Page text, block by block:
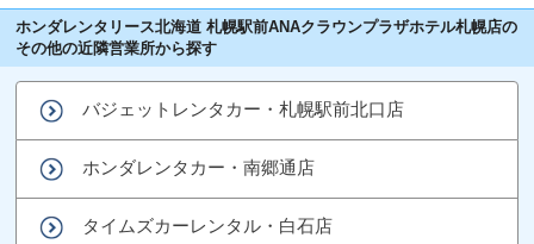
ホンダレンタリース北海道 札幌駅前ANAクラウンプラザホテル札幌店の
その他の近隣営業所から探す
バジェットレンタカー・札幌駅前北口店
ホンダレンタカー・南郷通店
タイムズカーレンタル・白石店